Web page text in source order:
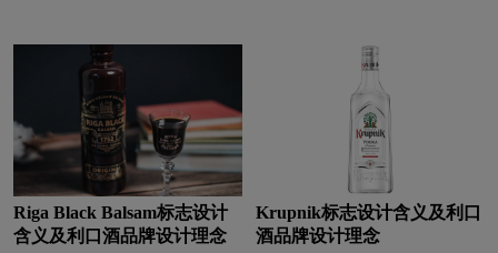
酒业logo设计 教育logo设计 集团logo设计
家具logo设计 酒logo设计 酒店logo设计
J字母汉字酒店logo设计 会计师事务所logo设计
科技logo设计 咖啡logo设计 快递公司logo设计
Riga Black Balsam标志设计
含义及利口酒品牌设计理念
Krupnik标志设计含义及利口
酒品牌设计理念